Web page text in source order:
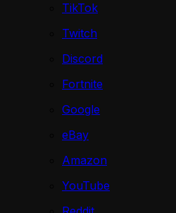
TikTok
Twitch
Discord
Fortnite
Google
eBay
Amazon
YouTube